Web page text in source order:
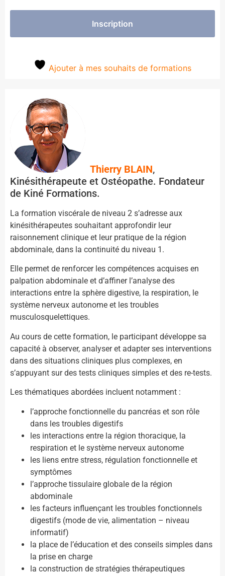
Inscription
Ajouter à mes souhaits de formations
Thierry BLAIN,
Kinésithérapeute et Ostéopathe. Fondateur
de Kiné Formations.
La formation viscérale de niveau 2 s’adresse aux
kinésithérapeutes souhaitant approfondir leur
raisonnement clinique et leur pratique de la région
abdominale, dans la continuité du niveau 1.
Elle permet de renforcer les compétences acquises en
palpation abdominale et d’affiner l’analyse des
interactions entre la sphère digestive, la respiration, le
système nerveux autonome et les troubles
musculosquelettiques.
Au cours de cette formation, le participant développe sa
capacité à observer, analyser et adapter ses interventions
dans des situations cliniques plus complexes, en
s’appuyant sur des tests cliniques simples et des re-tests.
Les thématiques abordées incluent notamment :
l’approche fonctionnelle du pancréas et son rôle
dans les troubles digestifs
les interactions entre la région thoracique, la
respiration et le système nerveux autonome
les liens entre stress, régulation fonctionnelle et
symptômes
l’approche tissulaire globale de la région
abdominale
les facteurs influençant les troubles fonctionnels
digestifs (mode de vie, alimentation – niveau
informatif)
la place de l’éducation et des conseils simples dans
la prise en charge
la construction de stratégies thérapeutiques